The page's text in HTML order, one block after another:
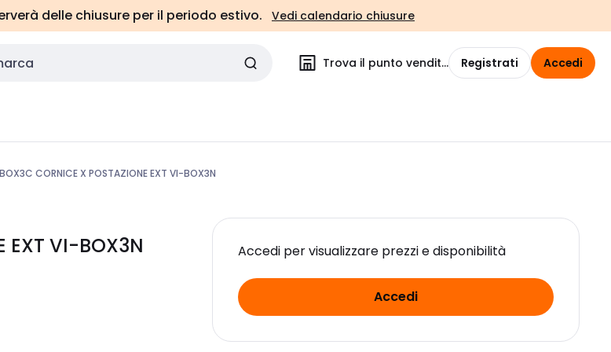
delle chiusure per il periodo estivo. Vedi calendario chiusure
Trova il punto vendita Registrati Accedi
CORNICE X POSTAZIONE EXT VI-BOX3N
EXT VI-BOX3N Accedi per visualizzare prezzi e disponibilità
Accedi